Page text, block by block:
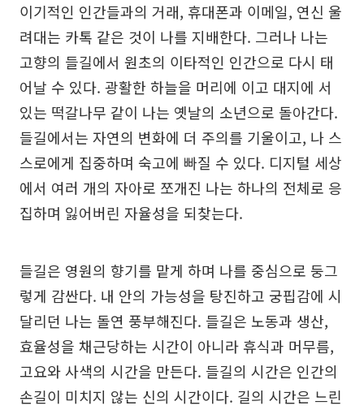
이기적인 인간들과의 거래, 휴대폰과 이메일, 연신 울
려대는 카톡 같은 것이 나를 지배한다. 그러나 나는
고향의 들길에서 원초의 이타적인 인간으로 다시 태
어날 수 있다. 광활한 하늘을 머리에 이고 대지에 서
있는 떡갈나무 같이 나는 옛날의 소년으로 돌아간다.
들길에서는 자연의 변화에 더 주의를 기울이고, 나 스
스로에게 집중하며 숙고에 빠질 수 있다. 디지털 세상
에서 여러 개의 자아로 쪼개진 나는 하나의 전체로 응
집하며 잃어버린 자율성을 되찾는다.
들길은 영원의 향기를 맡게 하며 나를 중심으로 둥그
렇게 감싼다. 내 안의 가능성을 탕진하고 궁핍감에 시
달리던 나는 돌연 풍부해진다. 들길은 노동과 생산,
효율성을 채근당하는 시간이 아니라 휴식과 머무름,
고요와 사색의 시간을 만든다. 들길의 시간은 인간의
손길이 미치지 않는 신의 시간이다. 길의 시간은 느린